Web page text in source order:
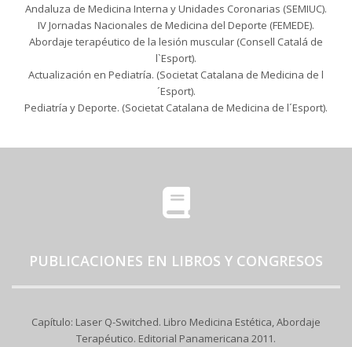
Andaluza de Medicina Interna y Unidades Coronarias (SEMIUC).
IV Jornadas Nacionales de Medicina del Deporte (FEMEDE).
Abordaje terapéutico de la lesión muscular (Consell Catalá de
l`Esport).
Actualización en Pediatría. (Societat Catalana de Medicina de l
´Esport).
Pediatría y Deporte. (Societat Catalana de Medicina de l´Esport).
PUBLICACIONES EN LIBROS Y CONGRESOS
Capítulo: Laser Q-Switched. Libro Medicina Estética, Abordaje
Terapéutico. Editorial Panamericana 2011.